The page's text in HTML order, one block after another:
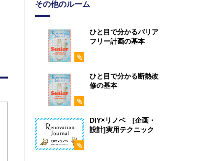
その他のルーム
ひと目で分かるバリア
フリー計画の基本
ひと目で分かる断熱改
修の基本
DIY×リノベ [企画・
設計]実用テクニック